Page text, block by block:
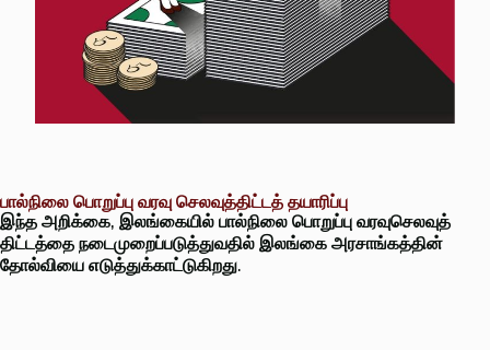
பால்நிலை பொறுப்பு வரவு செலவுத்திட்டத் தயாரிப்பு
இந்த அறிக்கை, இலங்கையில் பால்நிலை பொறுப்பு வரவுசெலவுத்
திட்டத்தை நடைமுறைப்படுத்துவதில் இலங்கை அரசாங்கத்தின்
தோல்வியை எடுத்துக்காட்டுகிறது.